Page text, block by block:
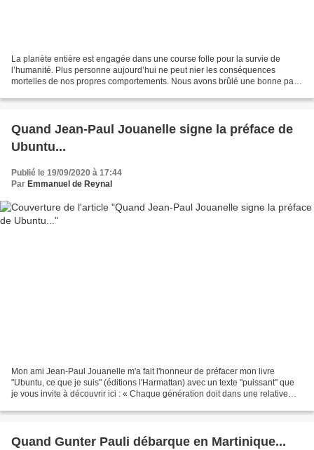
La planète entière est engagée dans une course folle pour la survie de
l’humanité. Plus personne aujourd’hui ne peut nier les conséquences
mortelles de nos propres comportements. Nous avons brûlé une bonne part
Quand Jean-Paul Jouanelle signe la préface de
Ubuntu...
Publié le 19/09/2020 à 17:44
Par Emmanuel de Reynal
Mon ami Jean-Paul Jouanelle m'a fait l'honneur de préfacer mon livre
"Ubuntu, ce que je suis" (éditions l'Harmattan) avec un texte "puissant" que
je vous invite à découvrir ici : « Chaque génération doit dans une relative
Quand Gunter Pauli débarque en Martinique...